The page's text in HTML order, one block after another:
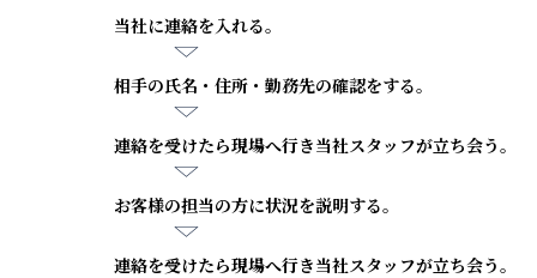
当社に連絡を入れる。
相手の氏名・住所・勤務先の確認をする。
連絡を受けたら現場へ行き当社スタッフが立ち会う。
お客様の担当の方に状況を説明する。
連絡を受けたら現場へ行き当社スタッフが立ち会う。